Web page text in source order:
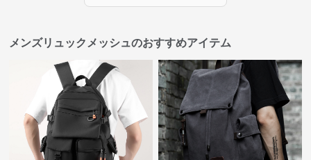
メンズリュックメッシュのおすすめアイテム